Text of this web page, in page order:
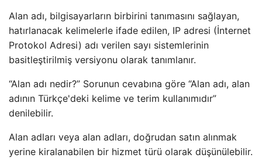
Alan adı, bilgisayarların birbirini tanımasını sağlayan,
hatırlanacak kelimelerle ifade edilen, IP adresi (İnternet
Protokol Adresi) adı verilen sayı sistemlerinin
basitleştirilmiş versiyonu olarak tanımlanır.
“Alan adı nedir?” Sorunun cevabına göre “Alan adı, alan
adının Türkçe'deki kelime ve terim kullanımıdır”
denilebilir.
Alan adları veya alan adları, doğrudan satın alınmak
yerine kiralanabilen bir hizmet türü olarak düşünülebilir.